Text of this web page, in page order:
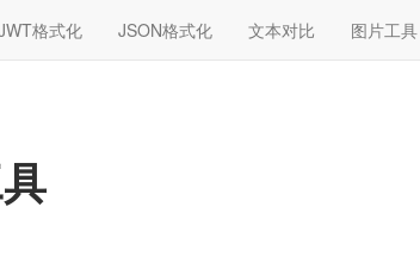
格式化 JSON格式化 文本对比 图片工具